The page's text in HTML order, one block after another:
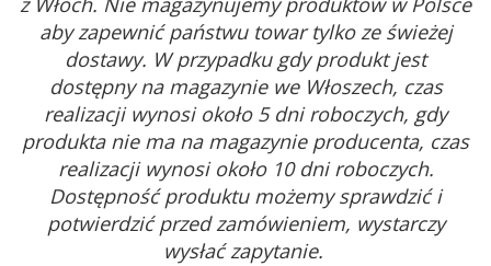
aby zapewnić państwu towar tylko ze świeżej
dostawy. W przypadku gdy produkt jest
dostępny na magazynie we Włoszech, czas
realizacji wynosi około 5 dni roboczych, gdy
produkta nie ma na magazynie producenta, czas
realizacji wynosi około 10 dni roboczych.
Dostępność produktu możemy sprawdzić i
potwierdzić przed zamówieniem, wystarczy
wysłać zapytanie.